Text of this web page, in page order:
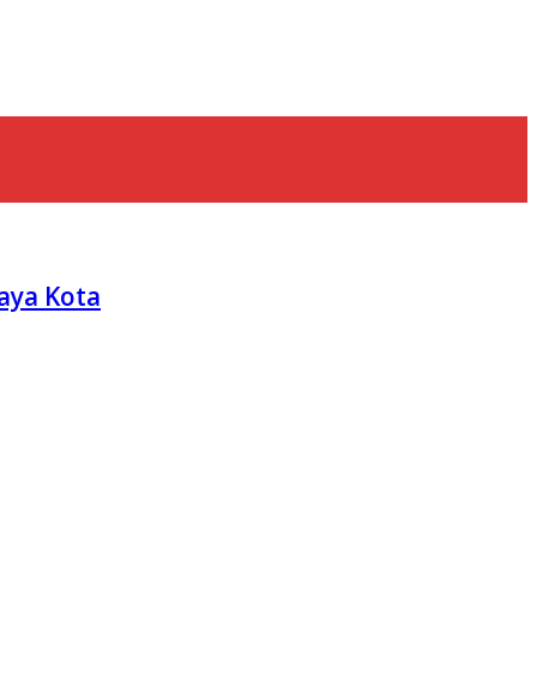
Kota